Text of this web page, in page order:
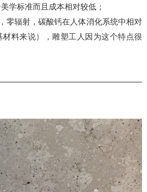
学标准而且成本相对较低；
零辐射，碳酸钙在人体消化系统中相对
料来说），雕塑工人因为这个特点很